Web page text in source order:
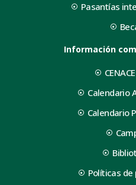
Pasantías
Información
Calendario
Calendario
Políticas de